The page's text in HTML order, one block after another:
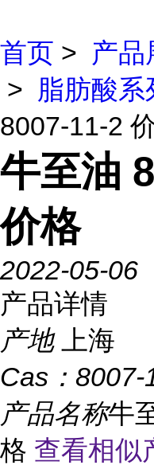
首页 > 产品
> 脂肪酸系
8007-11-2
牛至油
价格
2022-05-06
产品详情
产地
上海
Cas： 8007-
产品名称牛
格 查看相似